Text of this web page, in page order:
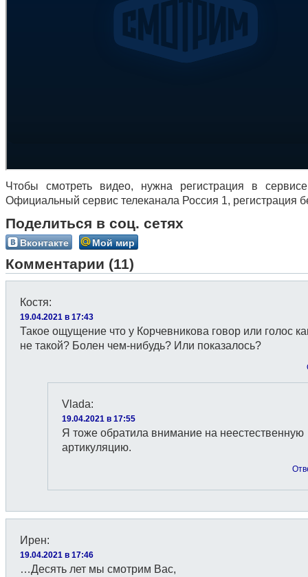
Чтобы смотреть видео, нужна регистрация в
Официальный сервис телеканала Россия 1, регистрация
Поделиться в соц. сетях
Вконтакте Мой мир
Комментарии (11)
Костя:
19.04.2021 в 17:43
Такое ощущение что у Корчевникова говор или голос
не такой? Болен чем-нибудь? Или показалось?
Vlada:
19.04.2021 в 17:55
Я тоже обратила внимание на неестественную
артикуляцию.
Ирен:
19.04.2021 в 17:46
…Десять лет мы смотрим Вас,